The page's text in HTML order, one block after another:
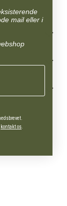
mail eller i
kontakt os